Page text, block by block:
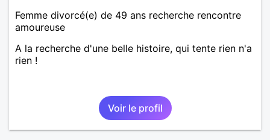
Femme divorcé(e) de 49 ans recherche rencontre
amoureuse
A la recherche d'une belle histoire, qui tente rien n'a
rien !
Voir le profil